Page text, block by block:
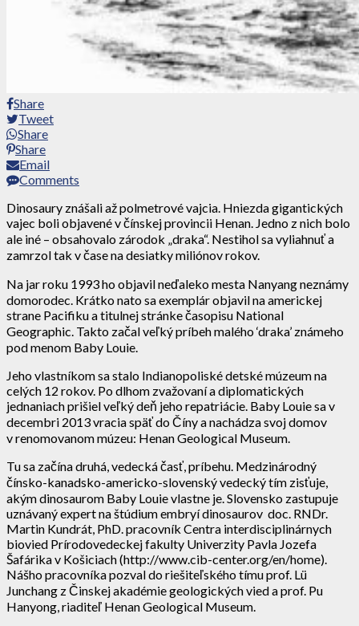
Share
Tweet
Share
Share
Email
Comments
Dinosaury znášali až polmetrové vajcia. Hniezda gigantických
vajec boli objavené v čínskej provincii Henan. Jedno z nich bolo
ale iné – obsahovalo zárodok „draka“. Nestihol sa vyliahnuť a
zamrzol tak v čase na desiatky miliónov rokov.
Na jar roku 1993 ho objavil neďaleko mesta Nanyang neznámy
domorodec. Krátko nato sa exemplár objavil na americkej
strane Pacifiku a titulnej stránke časopisu National
Geographic. Takto začal veľký príbeh malého ‘draka’ známeho
pod menom Baby Louie.
Jeho vlastníkom sa stalo Indianopoliské detské múzeum na
celých 12 rokov. Po dlhom zvažovaní a diplomatických
jednaniach prišiel veľký deň jeho repatriácie. Baby Louie sa v
decembri 2013 vracia späť do Číny a nachádza svoj domov
v renomovanom múzeu: Henan Geological Museum.
Tu sa začína druhá, vedecká časť, príbehu. Medzinárodný
čínsko-kanadsko-americko-slovenský vedecký tím zisťuje,
akým dinosaurom Baby Louie vlastne je. Slovensko zastupuje
uznávaný expert na štúdium embryí dinosaurov doc. RNDr.
Martin Kundrát, PhD. pracovník Centra interdisciplinárnych
biovied Prírodovedeckej fakulty Univerzity Pavla Jozefa
Šafárika v Košiciach (http://www.cib-center.org/en/home).
Nášho pracovníka pozval do riešiteľského tímu prof. Lü
Junchang z Činskej akadémie geologických vied a prof. Pu
Hanyong, riaditeľ Henan Geological Museum.